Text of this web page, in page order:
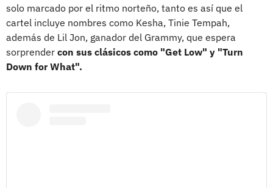
solo marcado por el ritmo norteño, tanto es así que el
cartel incluye nombres como Kesha, Tinie Tempah,
además de Lil Jon, ganador del Grammy, que espera
sorprender con sus clásicos como "Get Low" y "Turn
Down for What".